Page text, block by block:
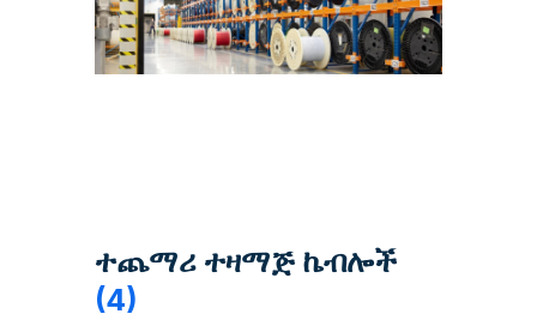
ተጨማሪ ተዛማጅ ኬብሎች
(4)